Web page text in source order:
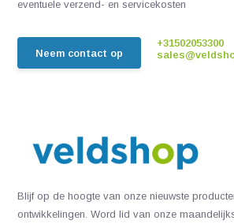
eventuele verzend- en servicekosten
Neem contact op
+31502053300
Blijf op de hoogte van onze nieuwste
ontwikkelingen. Word lid van onze